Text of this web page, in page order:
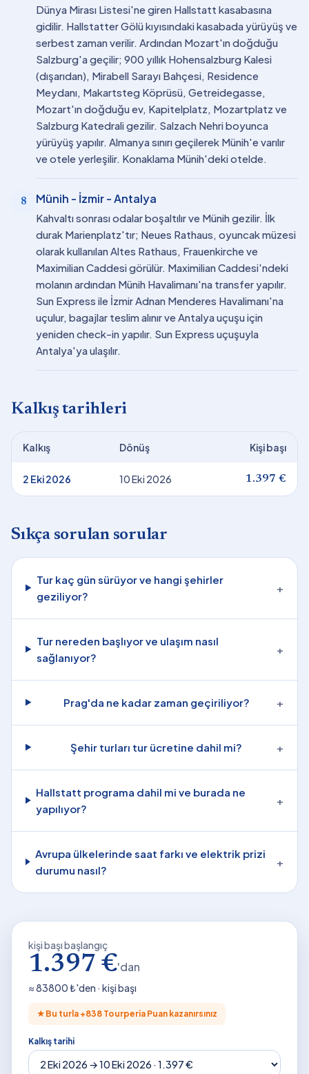
Dünya Mirası Listesi'ne giren Hallstatt kasabasına
gidilir. Hallstatter Gölü kıyısındaki kasabada yürüyüş ve
serbest zaman verilir. Ardından Mozart'ın doğduğu
Salzburg'a geçilir; 900 yıllık Hohensalzburg Kalesi
(dışarıdan), Mirabell Sarayı Bahçesi, Residence
Meydanı, Makartsteg Köprüsü, Getreidegasse,
Mozart'ın doğduğu ev, Kapitelplatz, Mozartplatz ve
Salzburg Katedrali gezilir. Salzach Nehri boyunca
yürüyüş yapılır. Almanya sınırı geçilerek Münih'e varılır
ve otele yerleşilir. Konaklama Münih'deki otelde.
8 Münih - İzmir - Antalya
Kahvaltı sonrası odalar boşaltılır ve Münih gezilir. İlk
durak Marienplatz'tır; Neues Rathaus, oyuncak müzesi
olarak kullanılan Altes Rathaus, Frauenkirche ve
Maximilian Caddesi görülür. Maximilian Caddesi'ndeki
molanın ardından Münih Havalimanı'na transfer yapılır.
Sun Express ile İzmir Adnan Menderes Havalimanı'na
uçulur, bagajlar teslim alınır ve Antalya uçuşu için
yeniden check-in yapılır. Sun Express uçuşuyla
Antalya'ya ulaşılır.
Kalkış tarihleri
Kalkış Dönüş Kişi başı
2 Eki 2026 10 Eki 2026 1.397 €
Sıkça sorulan sorular
Tur kaç gün sürüyor ve hangi şehirler
geziliyor?
+
Tur nereden başlıyor ve ulaşım nasıl
sağlanıyor?
+
Prag'da ne kadar zaman geçiriliyor? +
Şehir turları tur ücretine dahil mi? +
Hallstatt programa dahil mi ve burada ne
yapılıyor?
+
Avrupa ülkelerinde saat farkı ve elektrik prizi
durumu nasıl?
+
kişi başı başlangıç
1.397 €'dan
≈83800₺'den · kişi başı
★ Bu turla +838 Tourperia Puan kazanırsınız
Kalkış tarihi